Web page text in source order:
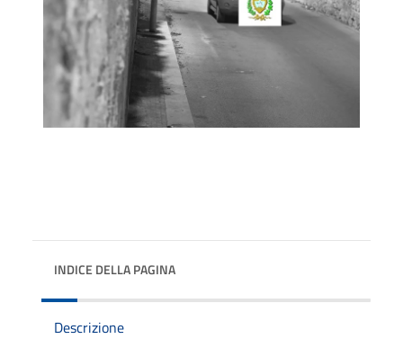
INDICE DELLA PAGINA
Descrizione